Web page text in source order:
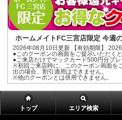
ホームメイトFC三宮店限定 今週
2026年08月10日更新 【有効期限】
●このクーポンの画面をご提示いただく
●ご来店だけでマックカード500円分プレ
※初回ご来店時に、このクーポン画面を
出の場合、割引適用はできません。
※他のクーポンとは併用できません。
トップ エリア検索